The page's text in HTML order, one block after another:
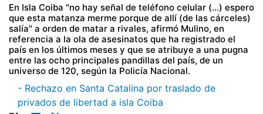
En Isla Coiba "no hay señal de teléfono celular (...) espero
que esta matanza merme porque de allí (de las cárceles)
salía" a orden de matar a rivales, afirmó Mulino, en
referencia a la ola de asesinatos que ha registrado el
país en los últimos meses y que se atribuye a una pugna
entre las ocho principales pandillas del país, de un
universo de 120, según la Policía Nacional.
- Rechazo en Santa Catalina por traslado de
privados de libertad a isla Coiba